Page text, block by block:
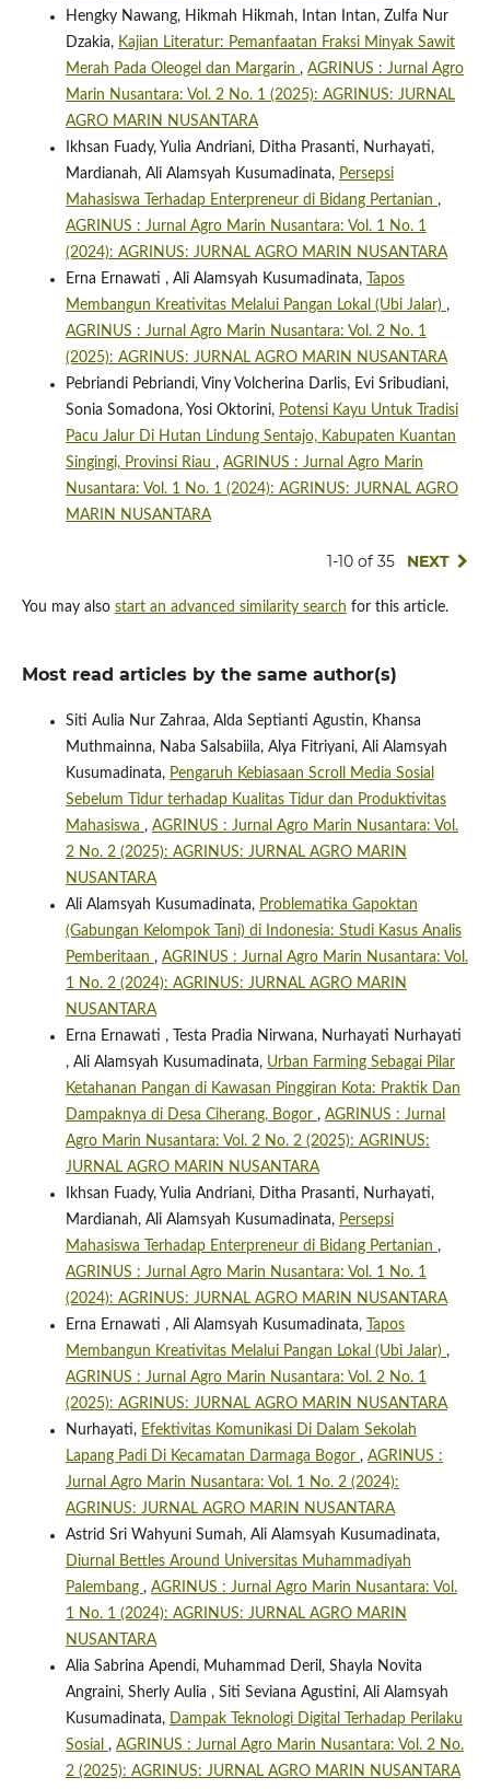
Hengky Nawang, Hikmah Hikmah, Intan Intan, Zulfa Nur
Dzakia, Kajian Literatur: Pemanfaatan Fraksi Minyak Sawit
Merah Pada Oleogel dan Margarin , AGRINUS : Jurnal Agro
Marin Nusantara: Vol. 2 No. 1 (2025): AGRINUS: JURNAL
AGRO MARIN NUSANTARA
Ikhsan Fuady, Yulia Andriani, Ditha Prasanti, Nurhayati,
Mardianah, Ali Alamsyah Kusumadinata, Persepsi
Mahasiswa Terhadap Enterpreneur di Bidang Pertanian ,
AGRINUS : Jurnal Agro Marin Nusantara: Vol. 1 No. 1
(2024): AGRINUS: JURNAL AGRO MARIN NUSANTARA
Erna Ernawati , Ali Alamsyah Kusumadinata,
Tapos
Membangun Kreativitas Melalui Pangan Lokal (Ubi Jalar) ,
AGRINUS : Jurnal Agro Marin Nusantara: Vol. 2 No. 1
(2025): AGRINUS: JURNAL AGRO MARIN NUSANTARA
Pebriandi Pebriandi, Viny Volcherina Darlis, Evi Sribudiani,
Sonia Somadona, Yosi Oktorini, Potensi Kayu Untuk Tradisi
Pacu Jalur Di Hutan Lindung Sentajo, Kabupaten Kuantan
Singingi, Provinsi Riau , AGRINUS : Jurnal Agro Marin
Nusantara: Vol. 1 No. 1 (2024): AGRINUS: JURNAL AGRO
MARIN NUSANTARA
1-10 of 35 NEXT
You may also start an advanced similarity search for this article.
Most read articles by the same author(s)
Siti Aulia Nur Zahraa, Alda Septianti Agustin, Khansa
Muthmainna, Naba Salsabiila, Alya Fitriyani, Ali Alamsyah
Kusumadinata, Pengaruh Kebiasaan Scroll Media Sosial
Sebelum Tidur terhadap Kualitas Tidur dan Produktivitas
Mahasiswa , AGRINUS : Jurnal Agro Marin Nusantara: Vol.
2 No. 2 (2025): AGRINUS: JURNAL AGRO MARIN
NUSANTARA
Ali Alamsyah Kusumadinata, Problematika Gapoktan
(Gabungan Kelompok Tani) di Indonesia: Studi Kasus Analis
Pemberitaan , AGRINUS : Jurnal Agro Marin Nusantara: Vol.
1 No. 2 (2024): AGRINUS: JURNAL AGRO MARIN
NUSANTARA
Erna Ernawati , Testa Pradia Nirwana, Nurhayati Nurhayati
, Ali Alamsyah Kusumadinata, Urban Farming Sebagai Pilar
Ketahanan Pangan di Kawasan Pinggiran Kota: Praktik Dan
Dampaknya di Desa Ciherang, Bogor , AGRINUS : Jurnal
Agro Marin Nusantara: Vol. 2 No. 2 (2025): AGRINUS:
JURNAL AGRO MARIN NUSANTARA
Ikhsan Fuady, Yulia Andriani, Ditha Prasanti, Nurhayati,
Mardianah, Ali Alamsyah Kusumadinata, Persepsi
Mahasiswa Terhadap Enterpreneur di Bidang Pertanian ,
AGRINUS : Jurnal Agro Marin Nusantara: Vol. 1 No. 1
(2024): AGRINUS: JURNAL AGRO MARIN NUSANTARA
Erna Ernawati , Ali Alamsyah Kusumadinata,
Tapos
Membangun Kreativitas Melalui Pangan Lokal (Ubi Jalar) ,
AGRINUS : Jurnal Agro Marin Nusantara: Vol. 2 No. 1
(2025): AGRINUS: JURNAL AGRO MARIN NUSANTARA
Nurhayati, Efektivitas Komunikasi Di Dalam Sekolah
Lapang Padi Di Kecamatan Darmaga Bogor , AGRINUS :
Jurnal Agro Marin Nusantara: Vol. 1 No. 2 (2024):
AGRINUS: JURNAL AGRO MARIN NUSANTARA
Astrid Sri Wahyuni Sumah, Ali Alamsyah Kusumadinata,
Diurnal Bettles Around Universitas Muhammadiyah
Palembang , AGRINUS : Jurnal Agro Marin Nusantara: Vol.
1 No. 1 (2024): AGRINUS: JURNAL AGRO MARIN
NUSANTARA
Alia Sabrina Apendi, Muhammad Deril, Shayla Novita
Angraini, Sherly Aulia , Siti Seviana Agustini, Ali Alamsyah
Kusumadinata, Dampak Teknologi Digital Terhadap Perilaku
Sosial , AGRINUS : Jurnal Agro Marin Nusantara: Vol. 2 No.
2 (2025): AGRINUS: JURNAL AGRO MARIN NUSANTARA